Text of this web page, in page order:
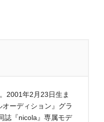
2001年2月23日生ま
ーディション』グラ
誌『nicola』専属モデ